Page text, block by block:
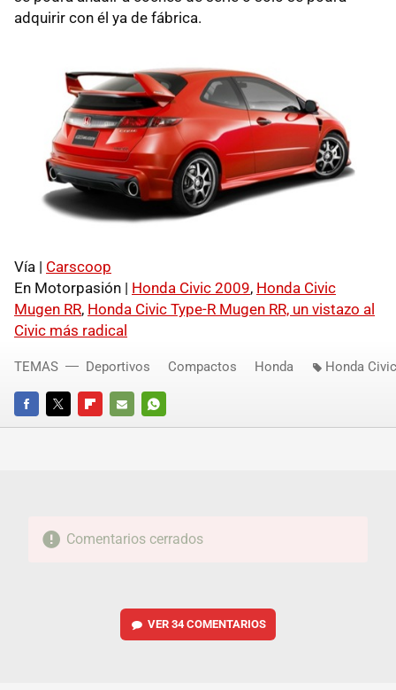
adquirir con él ya de fábrica.
Vía | Carscoop
En Motorpasión | Honda Civic 2009, Honda Civic
Mugen RR, Honda Civic Type-R Mugen RR, un vistazo al
Civic más radical
FACEBOOKTWITTERFLIPBOARD
E-
WHATSAPP
TEMAS Deportivos Compactos Honda Honda Civic
Comentarios cerrados
VER 34 COMENTARIOS